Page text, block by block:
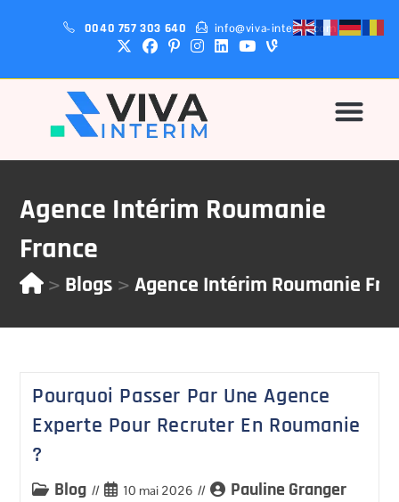
0040 757 303 640 info@viva-interim.com
Agence Intérim Roumanie
France
> Blogs > Agence Intérim Roumanie
Pourquoi Passer Par Une Agence
Experte Pour Recruter En Roumanie
?
Blog 10 mai 2026 Pauline Granger